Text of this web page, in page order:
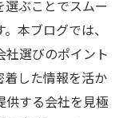
選ぶことでスムー
本ブログでは、
社選びのポイント
着した情報を活か
供する会社を見極